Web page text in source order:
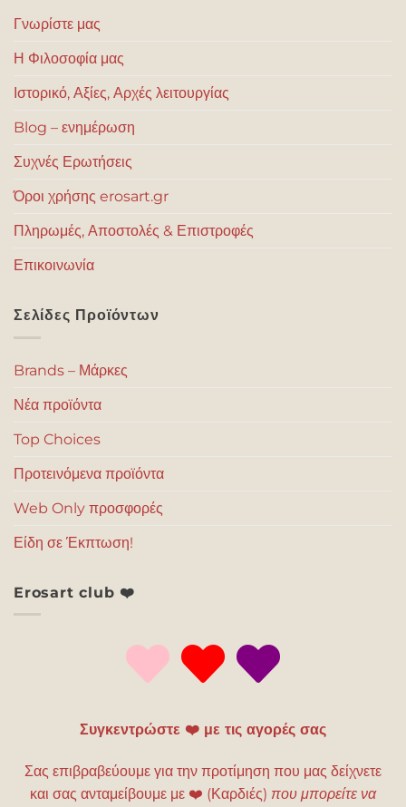
Γνωρίστε μας
Η Φιλοσοφία μας
Ιστορικό, Αξίες, Αρχές λειτουργίας
Blog – ενημέρωση
Συχνές Ερωτήσεις
Όροι χρήσης erosart.gr
Πληρωμές, Αποστολές & Επιστροφές
Επικοινωνία
Σελίδες Προϊόντων
Brands – Μάρκες
Νέα προϊόντα
Top Choices
Προτεινόμενα προϊόντα
Web Only προσφορές
Είδη σε Έκπτωση!
Erosart club ❤️
Συγκεντρώστε ❤️ με τις αγορές σας
Σας επιβραβεύουμε για την προτίμηση που μας δείχνετε
και σας ανταμείβουμε με ❤️ (Καρδιές) που μπορείτε να